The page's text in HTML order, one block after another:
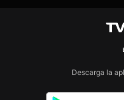
Descarga la